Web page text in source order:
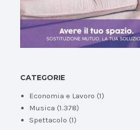
CATEGORIE
Economia e Lavoro (1)
Musica (1.378)
Spettacolo (1)